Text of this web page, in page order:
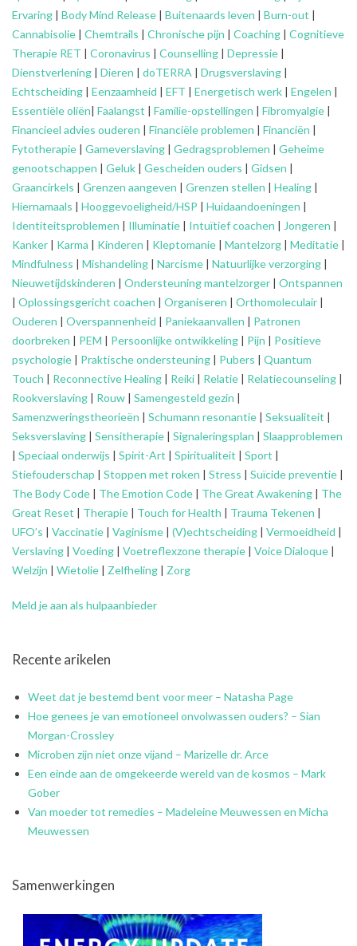
Ervaring | Body Mind Release | Buitenaards leven | Burn-out |
Cannabisolie | Chemtrails | Chronische pijn | Coaching | Cognitieve
Therapie RET | Coronavirus | Counselling | Depressie |
Dienstverlening | Dieren | doTERRA | Drugsverslaving |
Echtscheiding | Eenzaamheid | EFT | Energetisch werk | Engelen |
Essentiële oliën| Faalangst | Familie-opstellingen | Fibromyalgie |
Financieel advies ouderen | Financiële problemen | Financiën |
Fytotherapie | Gameverslaving | Gedragsproblemen | Geheime
genootschappen | Geluk | Gescheiden ouders | Gidsen |
Graancirkels | Grenzen aangeven | Grenzen stellen | Healing |
Hiernamaals | Hooggevoeligheid/HSP | Huidaandoeningen |
Identiteitsproblemen | Illuminatie | Intuïtief coachen | Jongeren |
Kanker | Karma | Kinderen | Kleptomanie | Mantelzorg | Meditatie |
Mindfulness | Mishandeling | Narcisme | Natuurlijke verzorging |
Nieuwetijdskinderen | Ondersteuningmantelzorger | Ontspannen
| Oplossingsgericht coachen | Organiseren | Orthomoleculair |
Ouderen | Overspannenheid | Paniekaanvallen | Patronen
doorbreken | PEM | Persoonlijke ontwikkeling | Pijn | Positieve
psychologie | Praktische ondersteuning | Pubers | Quantum
Touch | Reconnective Healing | Reiki | Relatie | Relatiecounseling |
Rookverslaving | Rouw | Samengesteld gezin |
Samenzweringstheorieën | Schumann resonantie | Seksualiteit |
Seksverslaving | Sensitherapie | Signaleringsplan | Slaapproblemen
| Speciaal onderwijs | Spirit-Art | Spiritualiteit | Sport |
Stiefouderschap | Stoppen met roken | Stress | Suïcide preventie |
The Body Code | The Emotion Code | The Great Awakening | The
Great Reset | Therapie | Touch for Health | Trauma Tekenen |
UFO’s | Vaccinatie | Vaginisme | (V)echtscheiding | Vermoeidheid |
Verslaving | Voeding | Voetreflexzone therapie | Voice Dialoque |
Welzijn | Wietolie | Zelfheling | Zorg
Meld je aan als hulpaanbieder
Recente arikelen
Weet dat je bestemd bent voor meer – Natasha Page
Hoe genees je van emotioneel onvolwassen ouders? – Sian
Morgan-Crossley
Microben zijn niet onze vijand – Marizelle dr. Arce
Een einde aan de omgekeerde wereld van de kosmos – Mark
Gober
Van moeder tot remedies – Madeleine Meuwessen en Micha
Meuwessen
Samenwerkingen